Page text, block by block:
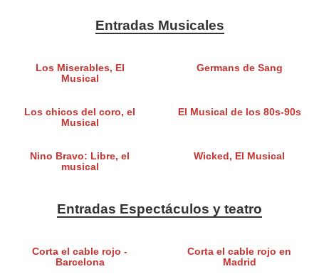
Entradas Musicales
Los Miserables, El
Musical
Germans de Sang
Los chicos del coro, el
Musical
El Musical de los 80s-90s
Nino Bravo: Libre, el
musical
Wicked, El Musical
Entradas Espectáculos y teatro
Corta el cable rojo -
Barcelona
Corta el cable rojo en
Madrid